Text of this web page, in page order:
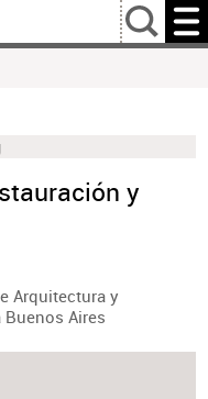
…
y
Arquitectura y
Aires